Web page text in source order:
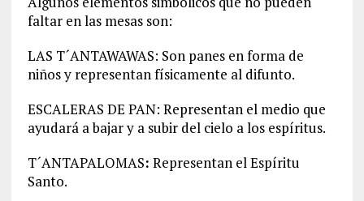
faltar en las mesas son:
LAS T´ANTAWAWAS: Son panes en forma de
niños y representan físicamente al difunto.
ESCALERAS DE PAN: Representan el medio que
ayudará a bajar y a subir del cielo a los espíritus.
T´ANTAPALOMAS: Representan el Espíritu
Santo.